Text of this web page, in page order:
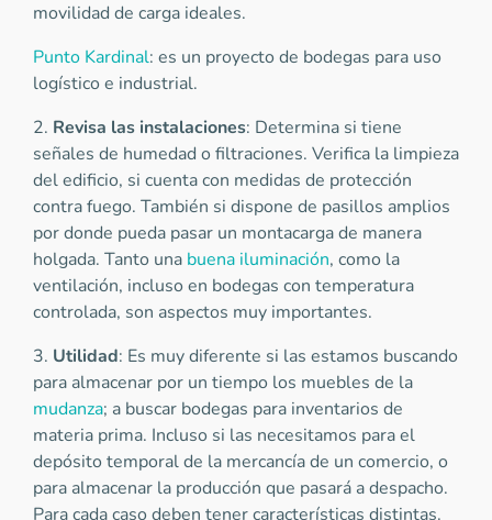
movilidad de carga ideales.
Punto Kardinal: es un proyecto de bodegas para uso
logístico e industrial.
2. Revisa las instalaciones: Determina si tiene
señales de humedad o filtraciones. Verifica la limpieza
del edificio, si cuenta con medidas de protección
contra fuego. También si dispone de pasillos amplios
por donde pueda pasar un montacarga de manera
holgada. Tanto una buena iluminación, como la
ventilación, incluso en bodegas con temperatura
controlada, son aspectos muy importantes.
3. Utilidad: Es muy diferente si las estamos buscando
para almacenar por un tiempo los muebles de la
mudanza; a buscar bodegas para inventarios de
materia prima. Incluso si las necesitamos para el
depósito temporal de la mercancía de un comercio, o
para almacenar la producción que pasará a despacho.
Para cada caso deben tener características distintas.